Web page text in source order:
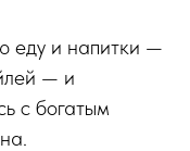
еду и напитки —
— и
с богатым